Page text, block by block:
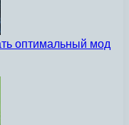
оптимальный мод